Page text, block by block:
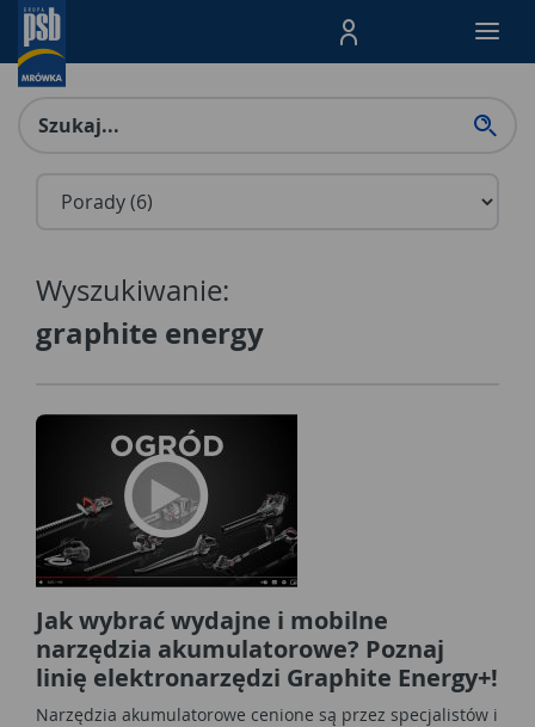
Menu Produktów,
Wyszukiwanie:
graphite energy
Jak wybrać wydajne i mobilne
narzędzia akumulatorowe? Poznaj
linię elektronarzędzi Graphite Energy+!
Narzędzia akumulatorowe cenione są przez specjalistów i